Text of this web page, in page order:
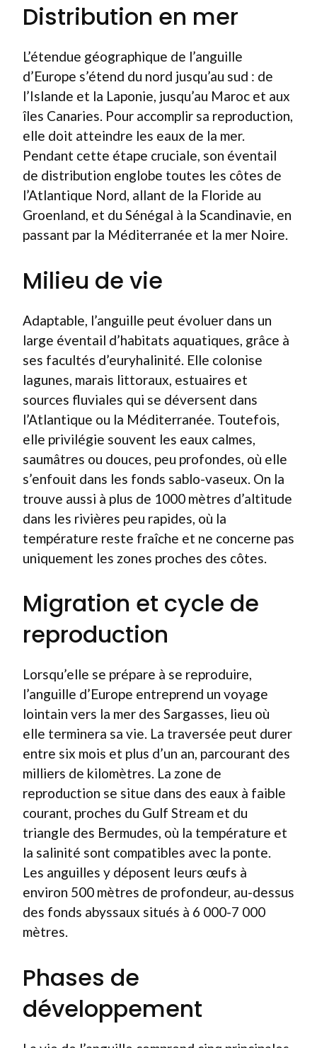
Distribution en mer
L’étendue géographique de l’anguille
d’Europe s’étend du nord jusqu’au sud : de
l’Islande et la Laponie, jusqu’au Maroc et aux
îles Canaries. Pour accomplir sa reproduction,
elle doit atteindre les eaux de la mer.
Pendant cette étape cruciale, son éventail
de distribution englobe toutes les côtes de
l’Atlantique Nord, allant de la Floride au
Groenland, et du Sénégal à la Scandinavie, en
passant par la Méditerranée et la mer Noire.
Milieu de vie
Adaptable, l’anguille peut évoluer dans un
large éventail d’habitats aquatiques, grâce à
ses facultés d’euryhalinité. Elle colonise
lagunes, marais littoraux, estuaires et
sources fluviales qui se déversent dans
l’Atlantique ou la Méditerranée. Toutefois,
elle privilégie souvent les eaux calmes,
saumâtres ou douces, peu profondes, où elle
s’enfouit dans les fonds sablo-vaseux. On la
trouve aussi à plus de 1000 mètres d’altitude
dans les rivières peu rapides, où la
température reste fraîche et ne concerne pas
uniquement les zones proches des côtes.
Migration et cycle de
reproduction
Lorsqu’elle se prépare à se reproduire,
l’anguille d’Europe entreprend un voyage
lointain vers la mer des Sargasses, lieu où
elle terminera sa vie. La traversée peut durer
entre six mois et plus d’un an, parcourant des
milliers de kilomètres. La zone de
reproduction se situe dans des eaux à faible
courant, proches du Gulf Stream et du
triangle des Bermudes, où la température et
la salinité sont compatibles avec la ponte.
Les anguilles y déposent leurs œufs à
environ 500 mètres de profondeur, au-dessus
des fonds abyssaux situés à 6 000-7 000
mètres.
Phases de
développement